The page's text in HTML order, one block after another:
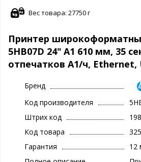
Вес товара: 27750 г
Принтер
5HB07D 24" А1 610 мм, 35
отпечатков A1/ч, Ethernet,
Бренд
Код производителя
Штрих код
Код товара
Гарантия
12